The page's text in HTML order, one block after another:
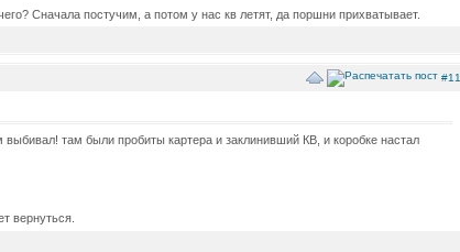
Сначала постучим, а потом у нас кв летят, да поршни прихватывает.
#11
выбивал! там были пробиты картера и заклинивший КВ, и коробке настал
вернуться.